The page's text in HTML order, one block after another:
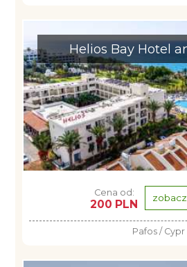
Helios Bay Hotel
Cena od:
200 PLN
Pafos / Cypr